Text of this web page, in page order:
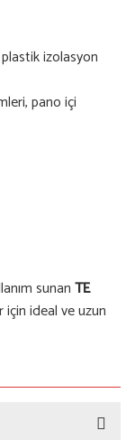
izolasyon
pano içi
sunanTE
ideal ve uzun